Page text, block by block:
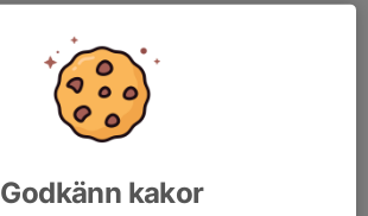
Godkänn kakor